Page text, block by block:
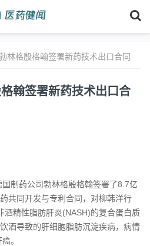
林格殷格翰签署新药技术出口合同
翰签署新药技术出口合
制药公司勃林格殷格翰签署了8.7亿
共同开发与专利合同，对柳韩洋行
酒精性脂肪肝炎(NASH)的复合蛋白质
酒导致的肝细胞脂肪沉淀疾病，病情
。